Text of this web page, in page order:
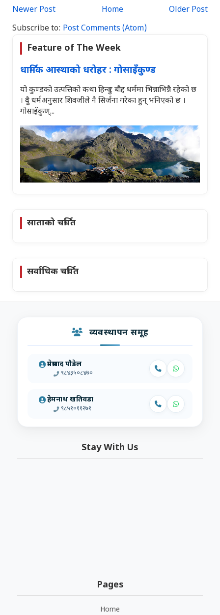
Newer Post Older Post
Home
Subscribe to: Post Comments (Atom)
Feature of The Week
धार्मिक आस्थाको धरोहर : गोसाइँकुण्ड
यो कुण्डको उत्पत्तिको कथा हिन्दु र बौद्द धर्ममा भिन्नाभिन्नै रहेको छ
। दुवै धर्मअनुसार शिवजीले नै सिर्जना गरेका हुन् भनिएको छ ।
गोसाइँकुण्...
साताको चर्चित
सर्वाधिक चर्चित
व्यवस्थापन समूह
प्रेमप्रसाद पौडेल
९८४३५०८४७०
हेमनाथ खतिवडा
९८५१०११२७१
Stay With Us
Pages
Home